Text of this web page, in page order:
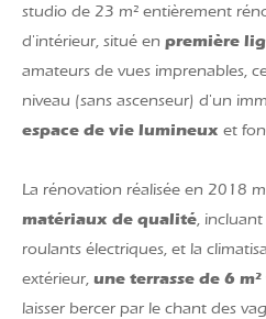
studio de 23 m² entièrement
d'intérieur, situé en première
amateurs de vues imprenables,
niveau (sans ascenseur) d'un
espace de vie lumineux et
La rénovation réalisée en 2018
matériaux de qualité,
roulants électriques, et la
extérieur, une terrasse de 6 m²
laisser bercer par le chant des